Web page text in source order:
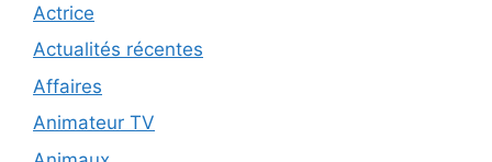
Actrice
Actualités récentes
Affaires
Animateur TV